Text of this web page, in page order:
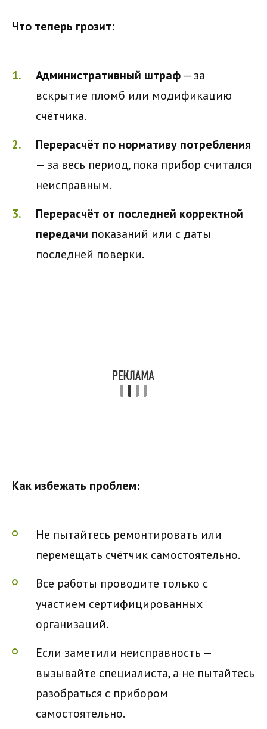
Что теперь грозит:
Административный штраф— за
вскрытие пломб или модификацию
счётчика.
Перерасчёт по нормативу потребления
— за весь период, пока прибор считался
неисправным.
Перерасчёт от последней корректной
передачи показаний или с даты
последней поверки.
Как избежать проблем:
Не пытайтесь ремонтировать или
перемещать счётчик самостоятельно.
Все работы проводите только с
участием сертифицированных
организаций.
Если заметили неисправность —
вызывайте специалиста, а не пытайтесь
разобраться с прибором
самостоятельно.